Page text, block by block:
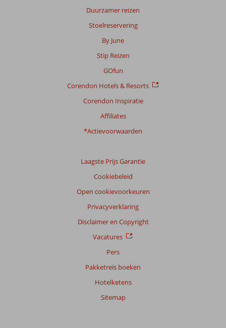
Duurzamer reizen
Stoelreservering
By June
Stip Reizen
GOfun
Corendon Hotels & Resorts
Corendon Inspiratie
Affiliates
*Actievoorwaarden
Laagste Prijs Garantie
Cookiebeleid
Open cookievoorkeuren
Privacyverklaring
Disclaimer en Copyright
Vacatures
Pers
Pakketreis boeken
Hotelketens
Sitemap